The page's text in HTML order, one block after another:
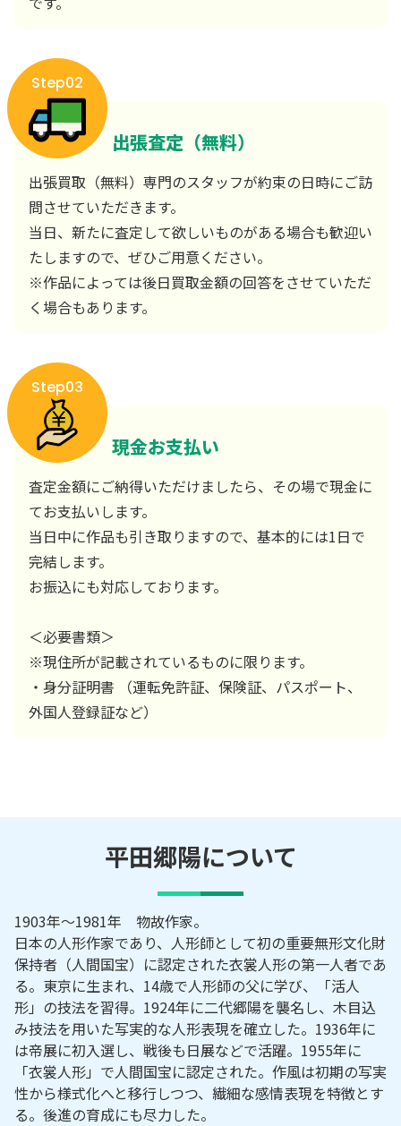
Step02
出張査定（無料）
出張買取（無料）専門のスタッフが約束の日時にご訪
問させていただきます。
当日、新たに査定して欲しいものがある場合も歓迎い
たしますので、ぜひご用意ください。
※作品によっては後日買取金額の回答をさせていただ
く場合もあります。
Step03
現金お支払い
査定金額にご納得いただけましたら、その場で現金に
てお支払いします。
当日中に作品も引き取りますので、基本的には1日で
完結します。
お振込にも対応しております。
＜必要書類＞
※現住所が記載されているものに限ります。
・身分証明書 （運転免許証、保険証、パスポート、
外国人登録証など）
平田郷陽について
1903年～1981年 物故作家。
日本の人形作家であり、人形師として初の重要無形文化財
保持者（人間国宝）に認定された衣裳人形の第一人者であ
る。東京に生まれ、14歳で人形師の父に学び、「活人
形」の技法を習得。1924年に二代郷陽を襲名し、木目込
み技法を用いた写実的な人形表現を確立した。1936年に
は帝展に初入選し、戦後も日展などで活躍。1955年に
「衣裳人形」で人間国宝に認定された。作風は初期の写実
性から様式化へと移行しつつ、繊細な感情表現を特徴とす
る。後進の育成にも尽力した。